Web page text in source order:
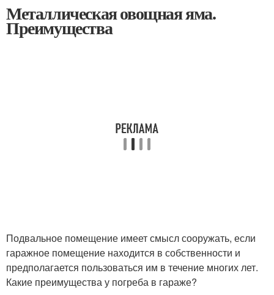
Металлическая овощная яма.
Преимущества
Подвальное помещение имеет смысл сооружать, если
гаражное помещение находится в собственности и
предполагается пользоваться им в течение многих лет.
Какие преимущества у погреба в гараже?